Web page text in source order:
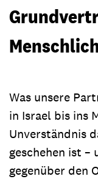
Was unsere
in Israel bis ins
Unverständnis
geschehen ist
gegenüber den